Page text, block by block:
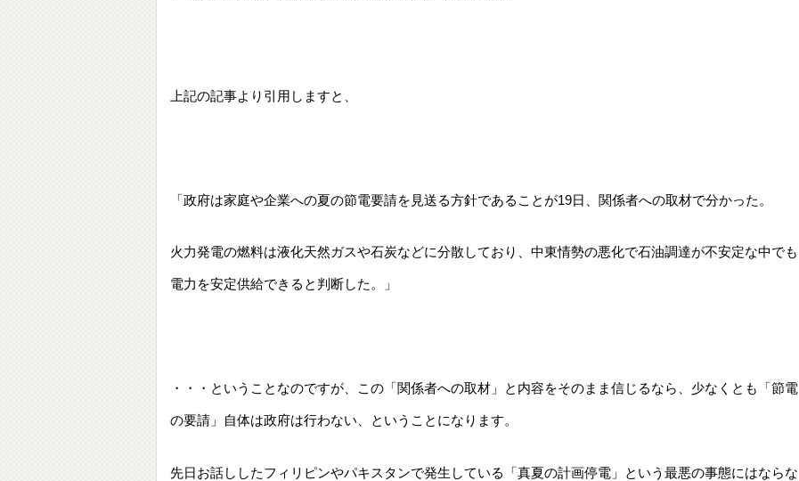
上記の記事より引用しますと、
「政府は家庭や企業への夏の節電要請を見送る方針であることが19日、関係者への取材で分かった。
火力発電の燃料は液化天然ガスや石炭などに分散しており、中東情勢の悪化で石油調達が不安定な中でも
電力を安定供給できると判断した。」
・・・ということなのですが、この「関係者への取材」と内容をそのまま信じるなら、少なくとも「節電
の要請」自体は政府は行わない、ということになります。
先日お話ししたフィリピンやパキスタンで発生している「真夏の計画停電」という最悪の事態にはならな